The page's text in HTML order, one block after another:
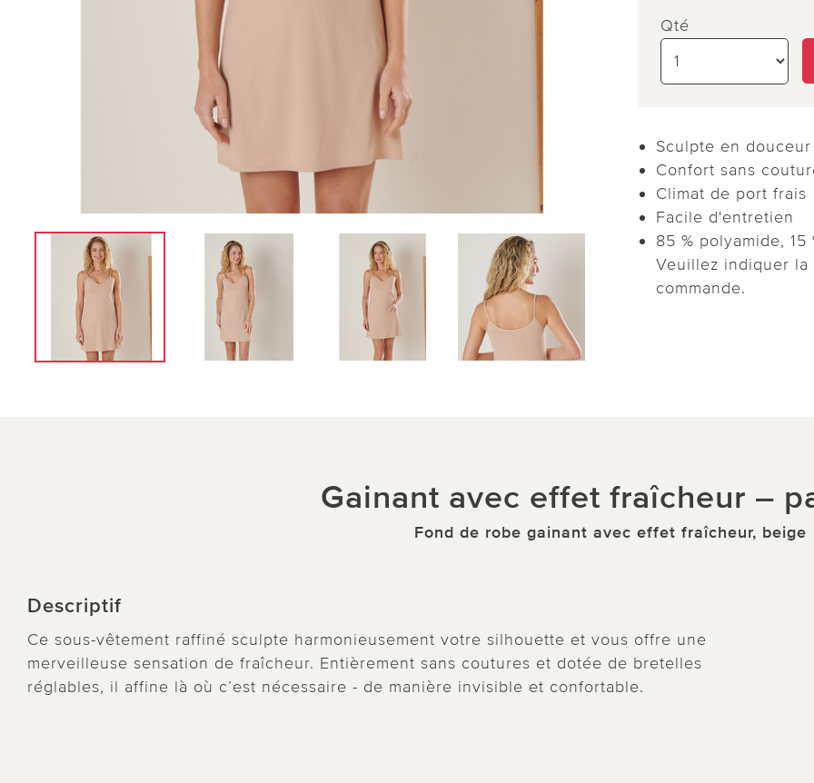
Qté
Sculpte en
Confort sans
Climat de port frais
Facile d'entretien
85 % polyamide,
Veuillez indiquer
commande.
Gainant avec effet fraîcheur –
Fond de robe gainant avec effet fraîcheur, beige
Descriptif
Ce sous-vêtement raffiné sculpte harmonieusement votre silhouette et vous offre une
merveilleuse sensation de fraîcheur. Entièrement sans coutures et dotée de bretelles
réglables, il affine là où c’est nécessaire - de manière invisible et confortable.